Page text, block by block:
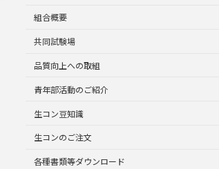
組合概要
共同試験場
品質向上への取組
青年部活動のご紹介
生コン豆知識
生コンのご注文
各種書類等ダウンロード